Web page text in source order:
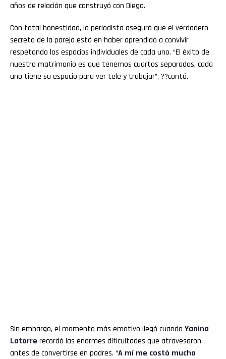
años de relación que construyó con Diego.
Con total honestidad, la periodista aseguró que el verdadero
secreto de la pareja está en haber aprendido a convivir
respetando los espacios individuales de cada uno. “El éxito de
nuestro matrimonio es que tenemos cuartos separados, cada
uno tiene su espacio para ver tele y trabajar”, ??contó.
Sin embargo, el momento más emotivo llegó cuando Yanina
Latorre recordó las enormes dificultades que atravesaron
antes de convertirse en padres. “A mí me costó mucho